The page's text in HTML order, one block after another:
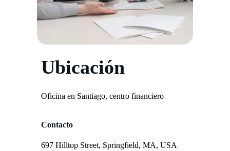
Ubicación
Oficina en Santiago, centro financiero
Contacto
697 Hilltop Street, Springfield, MA, USA